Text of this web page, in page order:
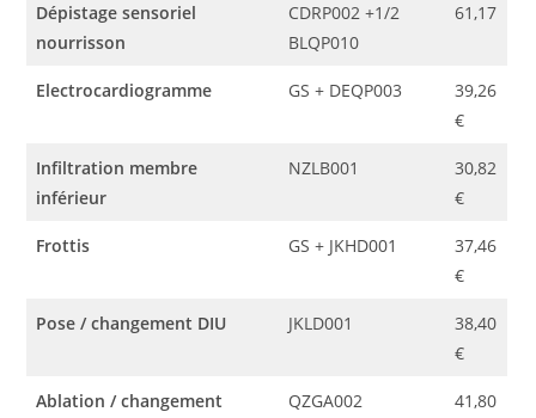
Dépistage sensoriel
nourrisson
CDRP002 +1/2
BLQP010
61,17
Electrocardiogramme GS + DEQP003
39,26
€
Infiltration membre
inférieur
NZLB001
30,82
€
Frottis GS + JKHD001
37,46
€
Pose / changement DIU JKLD001
38,40
€
Ablation / changement
QZGA002
41,80